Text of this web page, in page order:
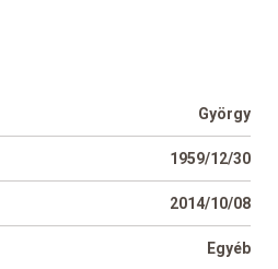
György
1959/12/30
2014/10/08
Egyéb